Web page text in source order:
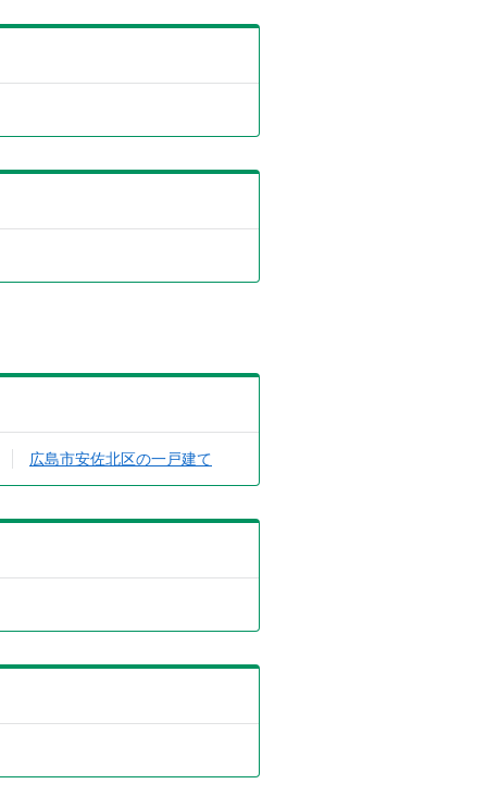
広島市安佐北区の一戸建て